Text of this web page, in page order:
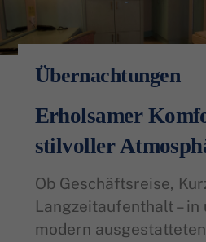
Übernachtungen
Erholsamer
stilvoller
Ob Geschäftsreise,
Langzeitaufenthalt – in
modern